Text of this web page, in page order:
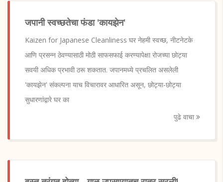
जपानी स्वच्छतेचा फंडा 'कायझेन'
Kaizen for Japanese Cleanliness घर नेहमी स्वच्छ, नीटनेटके
आणि प्रसन्न ठेवण्यासाठी मोठी साफसफाई करण्यापेक्षा रोजच्या छोट्या
सवयी अधिक प्रभावी ठरू शकतात. जपानमध्ये प्रचलित असलेली
'कायझेन' संकल्पना याच विचारावर आधारित असून, छोट्या-छोट्या
सुधारणांद्वारे घर का
पुढे वाचा